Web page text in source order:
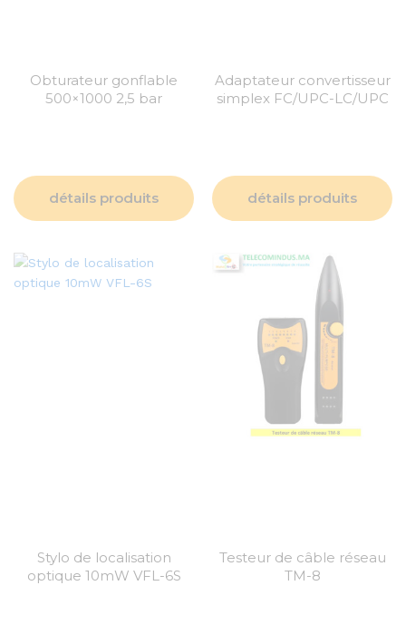
Obturateur gonflable
500×1000 2,5 bar
détails produits
Adaptateur convertisseur
simplex FC/UPC-LC/UPC
détails produits
Stylo de localisation
optique 10mW VFL-6S
Testeur de câble réseau
TM-8